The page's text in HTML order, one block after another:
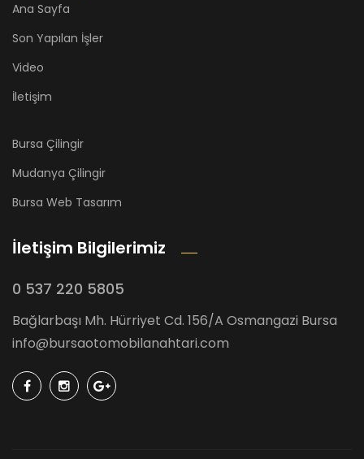
Ana Sayfa
Son Yapılan İşler
Video
İletişim
Bursa Çilingir
Mudanya Çilingir
Bursa Web Tasarım
İletişim Bilgilerimiz
0 537 220 5805
Bağlarbaşı Mh. Hürriyet Cd. 156/A Osmangazi Bursa
info@bursaotomobilanahtari.com